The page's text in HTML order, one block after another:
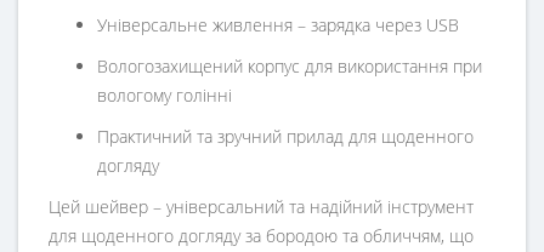
Універсальне живлення – зарядка через USB
Вологозахищений корпус для використання при
вологому голінні
Практичний та зручний прилад для щоденного
догляду
Цей шейвер – універсальний та надійний інструмент
для щоденного догляду за бородою та обличчям, що